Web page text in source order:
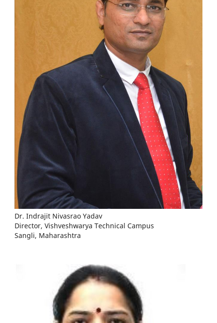
Dr. Indrajit Nivasrao Yadav
Director, Vishveshwarya Technical Campus
Sangli, Maharashtra